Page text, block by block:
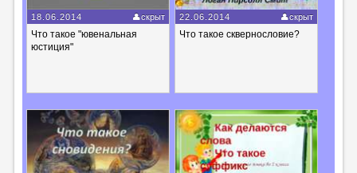
18.06.2014 скрыт
Что такое "ювенальная
юстиция"
22.06.2014 скрыт
Что такое сквернословие?